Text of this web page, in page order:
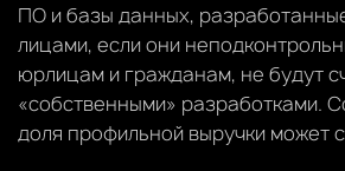
ПО и базы данных,
лицами, если они
юрлицам и гражданам, не будут
«собственными» разработками.
доля профильной выручки может